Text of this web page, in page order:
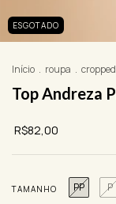
ESGOTADO
Início . roupa .
Top Andreza
R$82,00
TAMANHO PP P